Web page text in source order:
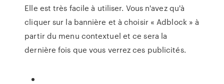
Elle est très facile à utiliser. Vous n'avez qu'à
cliquer sur la bannière et à choisir « Adblock » à
partir du menu contextuel et ce sera la
dernière fois que vous verrez ces publicités.